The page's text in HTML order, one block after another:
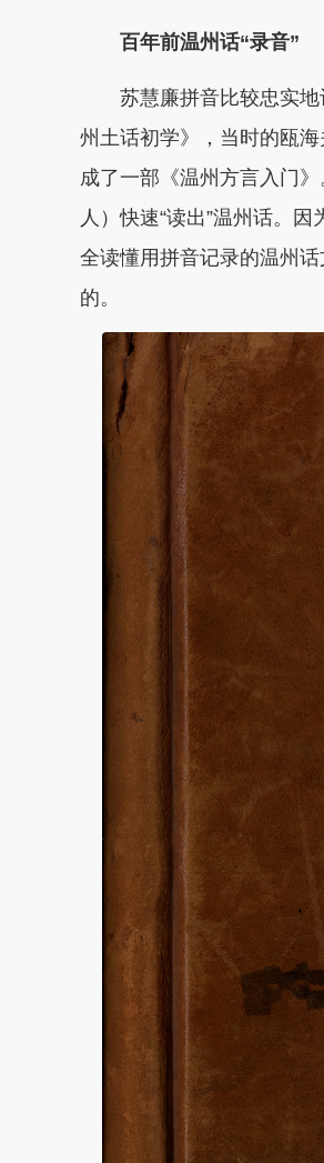
百年前温州话“录音”
苏慧廉拼音比较忠实
州土话初学》，当时的瓯
成了一部《温州方言入门
人）快速“读出”温州话。
全读懂用拼音记录的温州
的。